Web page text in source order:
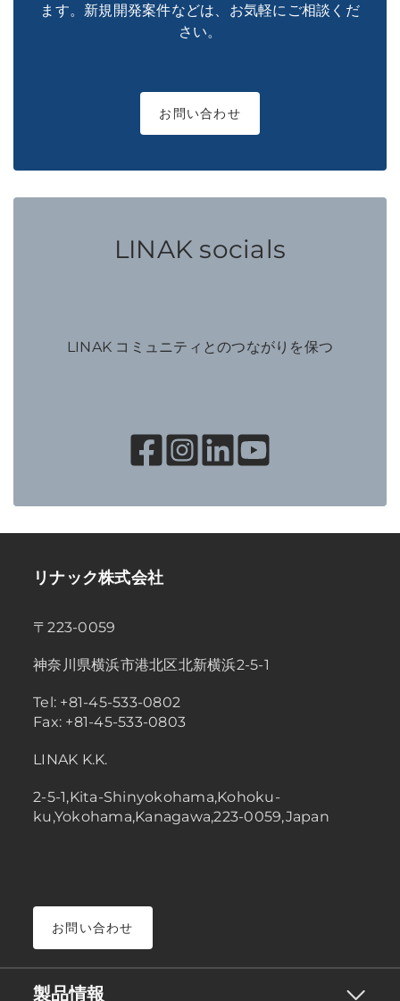
ます。新規開発案件などは、お気軽にご相談くだ
さい。
お問い合わせ
LINAK socials
LINAK コミュニティとのつながりを保つ
リナック株式会社
〒223-0059
神奈川県横浜市港北区北新横浜2-5-1
Tel: +81-45-533-0802
Fax: +81-45-533-0803
LINAK K.K.
2-5-1,Kita-Shinyokohama,Kohoku-
ku,Yokohama,Kanagawa,223-0059,Japan
お問い合わせ
製品情報